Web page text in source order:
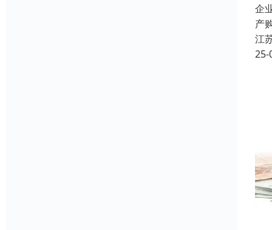
企
产
江
25-